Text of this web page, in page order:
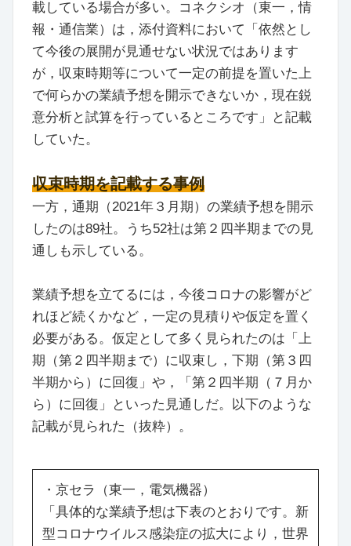
載している場合が多い。コネクシオ（東一，情
報・通信業）は，添付資料において「依然とし
て今後の展開が見通せない状況ではあります
が，収束時期等について一定の前提を置いた上
で何らかの業績予想を開示できないか，現在鋭
意分析と試算を行っているところです」と記載
していた。
収束時期を記載する事例
一方，通期（2021年３月期）の業績予想を開示
したのは89社。うち52社は第２四半期までの見
通しも示している。
業績予想を立てるには，今後コロナの影響がど
れほど続くかなど，一定の見積りや仮定を置く
必要がある。仮定として多く見られたのは「上
期（第２四半期まで）に収束し，下期（第３四
半期から）に回復」や，「第２四半期（７月か
ら）に回復」といった見通しだ。以下のような
記載が見られた（抜粋）。
・京セラ（東一，電気機器）
「具体的な業績予想は下表のとおりです。新
型コロナウイルス感染症の拡大により，世界